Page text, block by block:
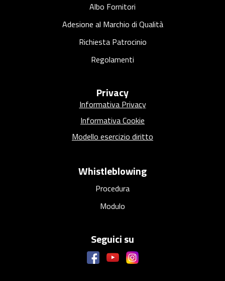
Albo Fornitori
Adesione al Marchio di Qualità
Richiesta Patrocinio
Regolamenti
Privacy
Informativa Privacy
Informativa Cookie
Modello esercizio diritto
Whistleblowing
Procedura
Modulo
Seguici su